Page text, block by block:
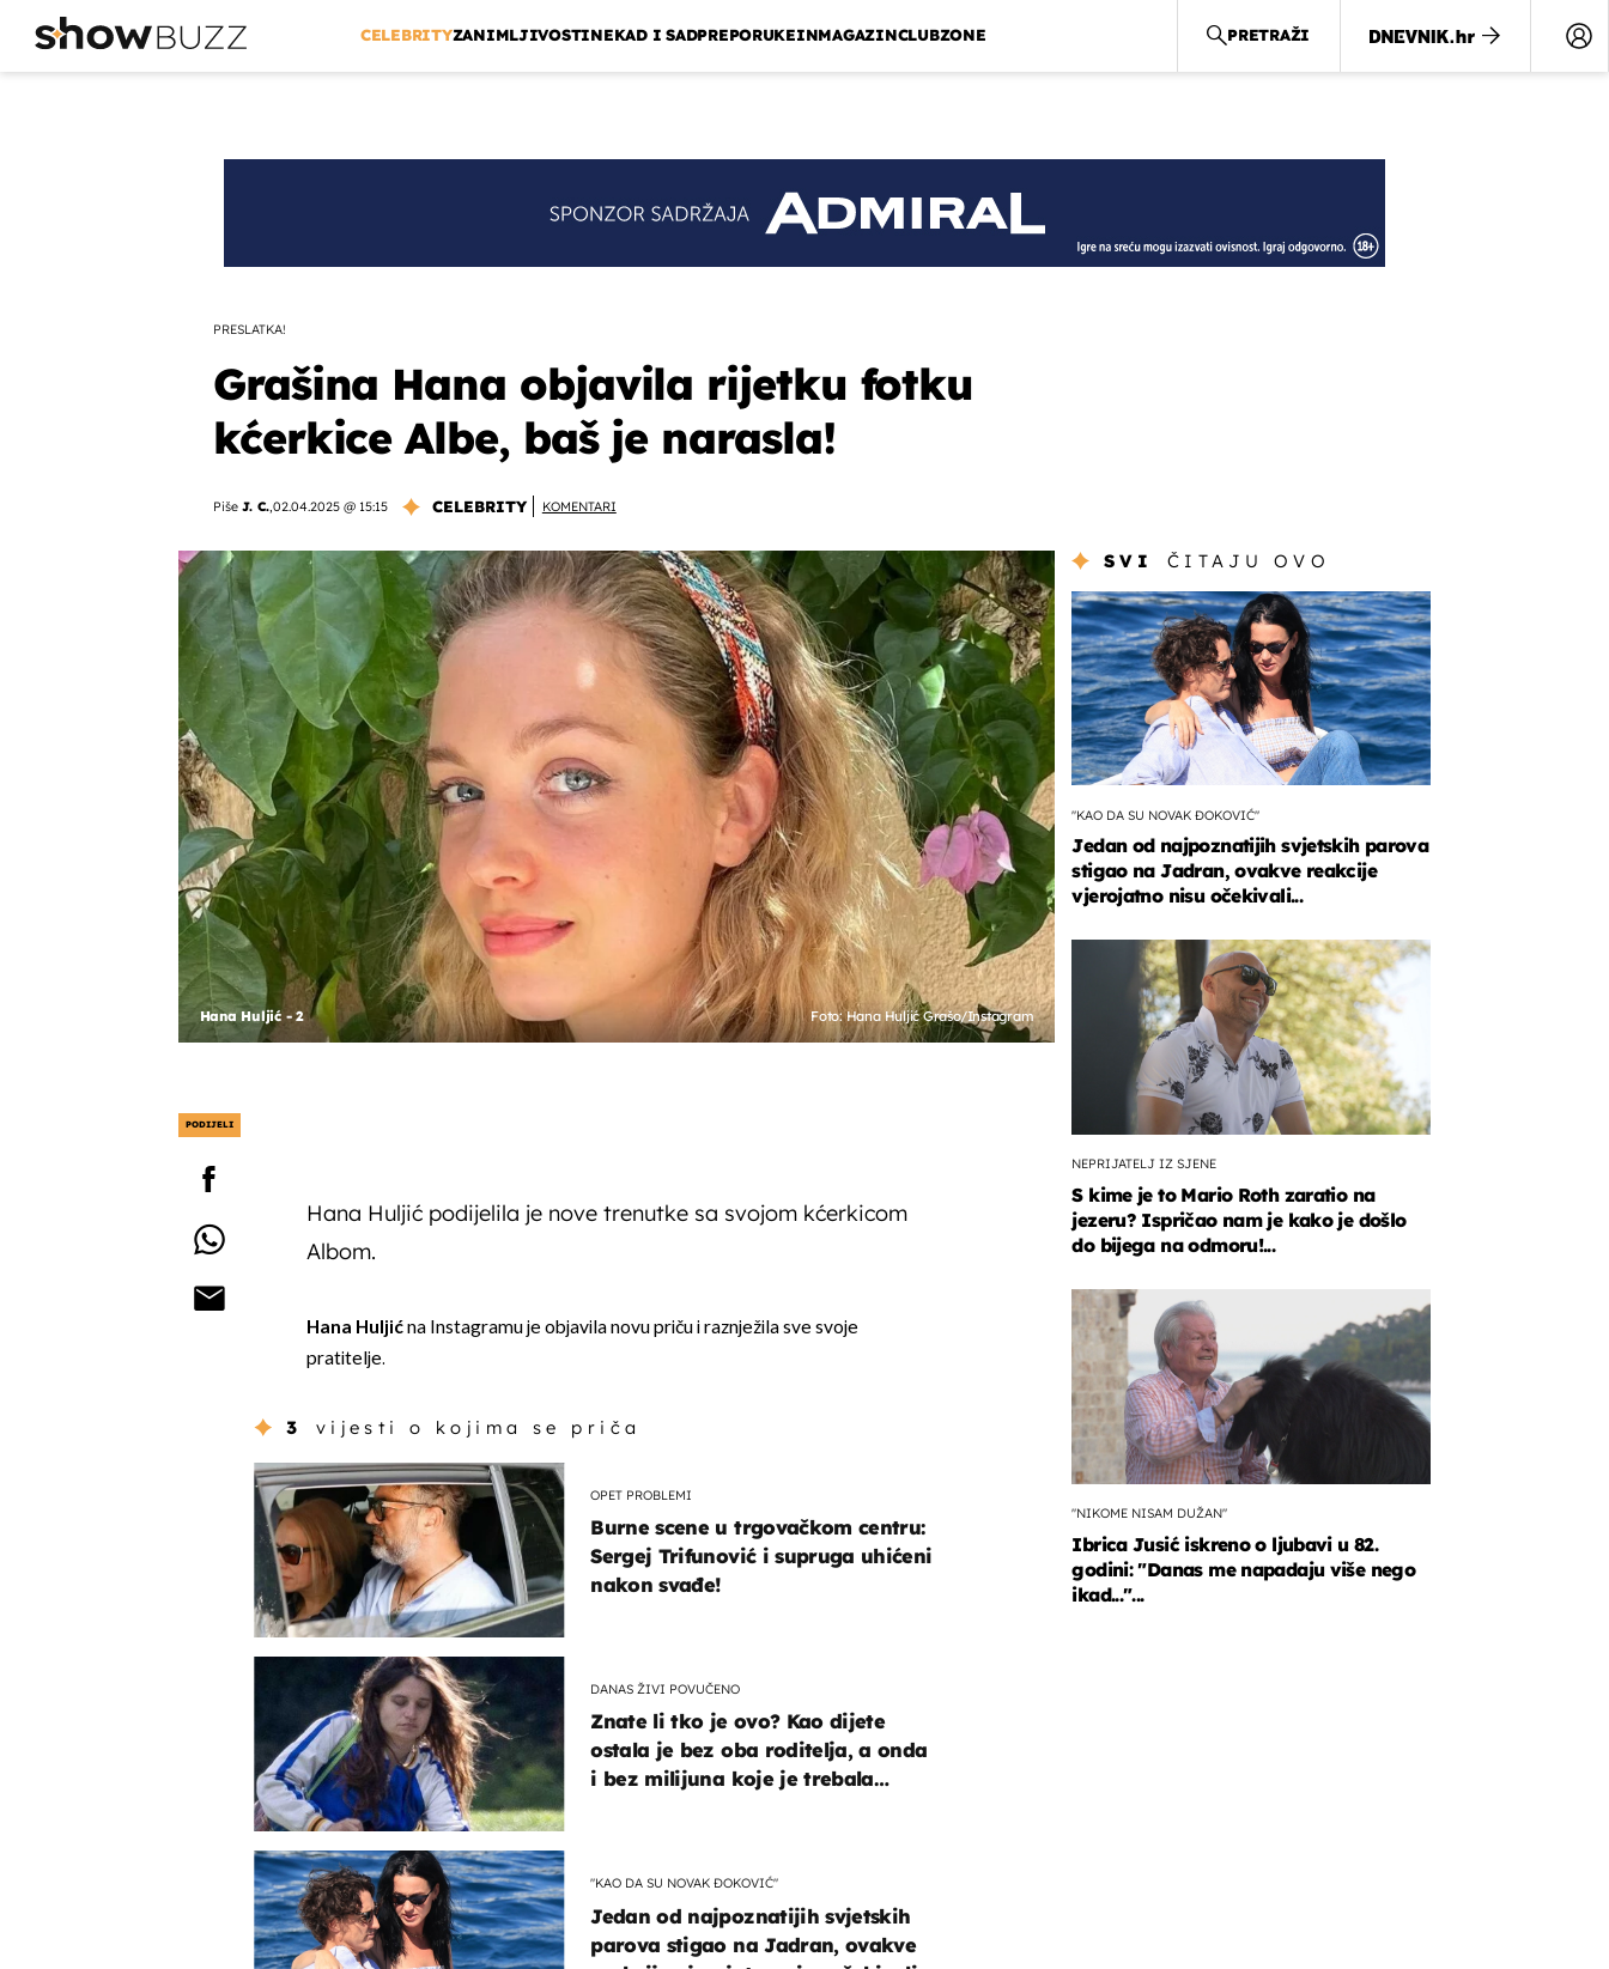
CELEBRITYZANIMLJIVOSTINEKAD I SADPREPORUKEINMAGAZINCLUBZONE PRETRAŽI
PRESLATKA!
Grašina Hana objavila rijetku fotku
kćerkice Albe, baš je narasla!
Piše J. C.,02.04.2025 @ 15:15 CELEBRITY KOMENTARI
Hana Huljić - 2 Foto: Hana Huljić Grašo/Instagram
PODIJELI
Hana Huljić podijelila je nove trenutke sa svojom kćerkicom
Albom.
Hana Huljićna Instagramu je objavila novu priču i raznježila sve svoje
pratitelje.
3 vijesti o kojima se priča
OPET PROBLEMI
Burne scene u trgovačkom centru:
Sergej Trifunović i supruga uhićeni
nakon svađe!
DANAS ŽIVI POVUČENO
Znate li tko je ovo? Kao dijete
ostala je bez oba roditelja, a onda
i bez milijuna koje je trebala
"KAO DA SU NOVAK ĐOKOVIĆ"
Jedan od najpoznatijih svjetskih
parova stigao na Jadran, ovakve
SVI ČITAJU OVO
"KAO DA SU NOVAK ĐOKOVIĆ"
Jedan od najpoznatijih svjetskih parova
stigao na Jadran, ovakve reakcije
vjerojatno nisu očekivali...
NEPRIJATELJ IZ SJENE
S kime je to Mario Roth zaratio na
jezeru? Ispričao nam je kako je došlo
do bijega na odmoru!...
"NIKOME NISAM DUŽAN"
Ibrica Jusić iskreno o ljubavi u 82.
godini: "Danas me napadaju više nego
ikad..."...